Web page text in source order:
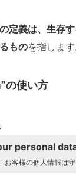
定義は、生存
ものを指します
の使い方
personal
お客様の個人情報は守